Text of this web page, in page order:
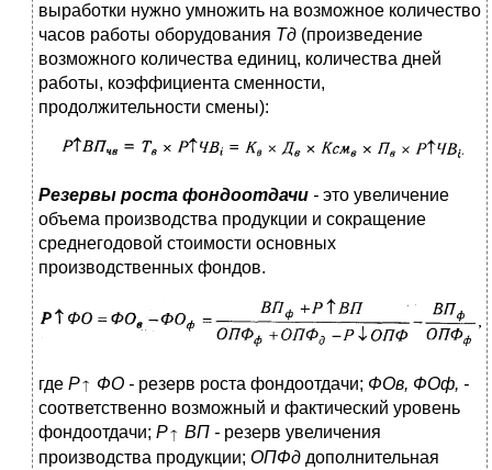
выработки нужно умножить на возможное количество
часов работы оборудования Тд (произведение
возможного количества единиц, количества дней
работы, коэффициента сменности,
продолжительности смены):
Резервы роста фондоотдачи - это увеличение
объема производства продукции и сокращение
среднегодовой стоимости основных
производственных фондов.
где Р ФО - резерв роста фондоотдачи; ФОв, ФОф, -
соответственно возможный и фактический уровень
фондоотдачи; Р ВП - резерв увеличения
производства продукции; ОПФд дополнительная